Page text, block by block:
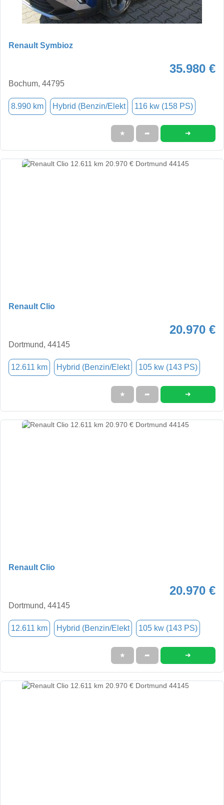
Renault Symbioz
35.980 €
Bochum, 44795
8.990 km Hybrid (Benzin/Elekt 116 kw (158 PS)
★ ➦ ➜
Renault Clio
20.970 €
Dortmund, 44145
12.611 km Hybrid (Benzin/Elekt 105 kw (143 PS)
★ ➦ ➜
Renault Clio
20.970 €
Dortmund, 44145
12.611 km Hybrid (Benzin/Elekt 105 kw (143 PS)
★ ➦ ➜